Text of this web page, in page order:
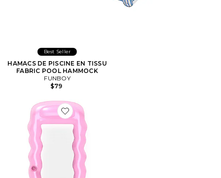
Best Seller
HAMACS DE PISCINE EN TISSU
FABRIC POOL HAMMOCK
FUNBOY
$79
Favorite BOUÉE MESH LOUNGER